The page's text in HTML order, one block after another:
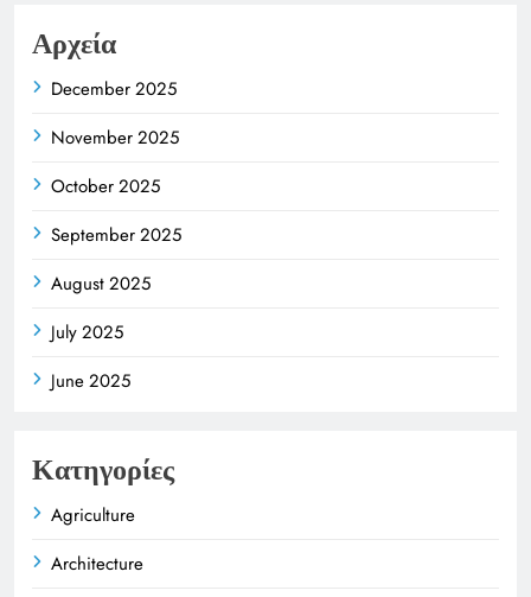
Αρχεία
December 2025
November 2025
October 2025
September 2025
August 2025
July 2025
June 2025
Κατηγορίες
Agriculture
Architecture